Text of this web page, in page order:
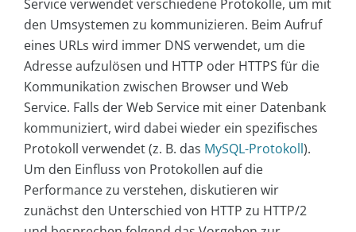
Service verwendet verschiedene Protokolle, um mit
den Umsystemen zu kommunizieren. Beim Aufruf
eines URLs wird immer DNS verwendet, um die
Adresse aufzulösen und HTTP oder HTTPS für die
Kommunikation zwischen Browser und Web
Service. Falls der Web Service mit einer Datenbank
kommuniziert, wird dabei wieder ein spezifisches
Protokoll verwendet (z. B. das MySQL-Protokoll).
Um den Einfluss von Protokollen auf die
Performance zu verstehen, diskutieren wir
zunächst den Unterschied von HTTP zu HTTP/2